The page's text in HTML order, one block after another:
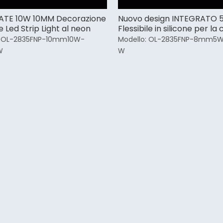
10W 10MM Decorazione
Led Strip Light al neon
OL-2835FNP-10mm10W-
Nuovo design INTEGRATO
Flessibile in silicone per la
Neon Strip Light
Modello: OL-2835FNP-
W